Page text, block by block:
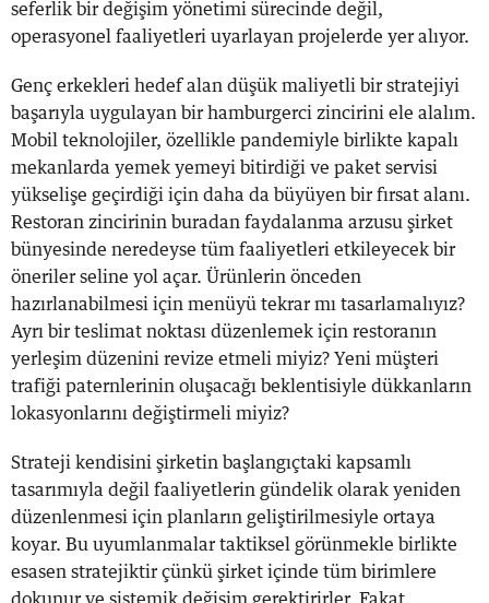
seferlik bir değişim yönetimi sürecinde değil,
operasyonel faaliyetleri uyarlayan projelerde yer alıyor.
Genç erkekleri hedef alan düşük maliyetli bir stratejiyi
başarıyla uygulayan bir hamburgerci zincirini ele alalım.
Mobil teknolojiler, özellikle pandemiyle birlikte kapalı
mekanlarda yemek yemeyi bitirdiği ve paket servisi
yükselişe geçirdiği için daha da büyüyen bir fırsat alanı.
Restoran zincirinin buradan faydalanma arzusu şirket
bünyesinde neredeyse tüm faaliyetleri etkileyecek bir
öneriler seline yol açar. Ürünlerin önceden
hazırlanabilmesi için menüyü tekrar mı tasarlamalıyız?
Ayrı bir teslimat noktası düzenlemek için restoranın
yerleşim düzenini revize etmeli miyiz? Yeni müşteri
trafiği paternlerinin oluşacağı beklentisiyle dükkanların
lokasyonlarını değiştirmeli miyiz?
Strateji kendisini şirketin başlangıçtaki kapsamlı
tasarımıyla değil faaliyetlerin gündelik olarak yeniden
düzenlenmesi için planların geliştirilmesiyle ortaya
koyar. Bu uyumlanmalar taktiksel görünmekle birlikte
esasen stratejiktir çünkü şirket içinde tüm birimlere